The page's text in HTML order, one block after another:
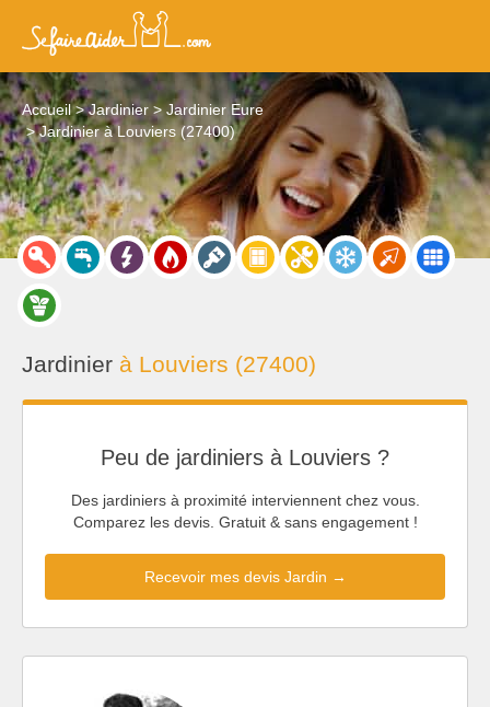
Accueil Jardinier
Jardinier Eure
Jardinier à Louviers (27400)
Jardinier à Louviers (27400)
Peu de jardiniers à Louviers ?
Des jardiniers à proximité interviennent chez vous.
Comparez les devis. Gratuit & sans engagement !
Recevoir mes devis Jardin →